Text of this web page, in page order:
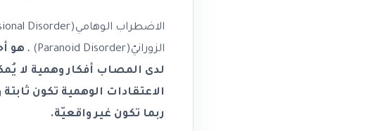
الزورانيّ(Paranoid Disorder) ،
لدى المصاب أفكار وهمية لا
الاعتقادات الوهمية تكون
ربما تكون غير واقعيّة.